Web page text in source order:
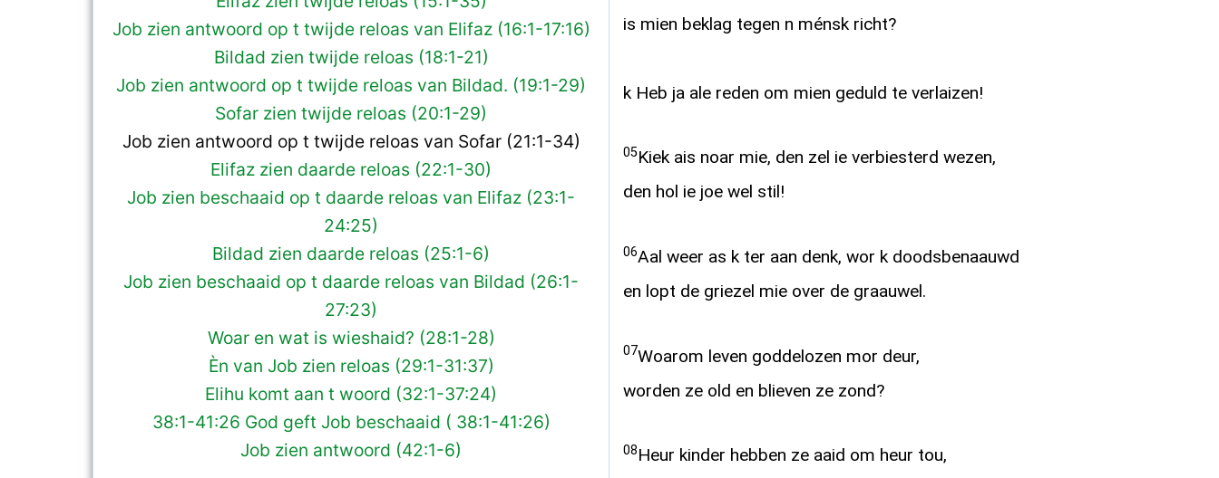
Job zien antwoord op t twijde reloas van Elifaz (16:1-17:16)
Bildad zien twijde reloas (18:1-21)
Job zien antwoord op t twijde reloas van Bildad. (19:1-29)
Sofar zien twijde reloas (20:1-29)
Job zien antwoord op t twijde reloas van Sofar (21:1-34)
Elifaz zien daarde reloas (22:1-30)
Job zien beschaaid op t daarde reloas van Elifaz (23:1-
24:25)
Bildad zien daarde reloas (25:1-6)
Job zien beschaaid op t daarde reloas van Bildad (26:1-
27:23)
Woar en wat is wieshaid? (28:1-28)
Èn van Job zien reloas (29:1-31:37)
Elihu komt aan t woord (32:1-37:24)
38:1-41:26 God geft Job beschaaid ( 38:1-41:26)
Job zien antwoord (42:1-6)
is mien beklag tegen n ménsk richt?
k Heb ja ale reden om mien geduld te verlaizen!
05Kiek ais noar mie, den zel ie verbiesterd wezen,
den hol ie joe wel stil!
06Aal weer as k ter aan denk, wor k doodsbenaauwd
en lopt de griezel mie over de graauwel.
07Woarom leven goddelozen mor deur,
worden ze old en blieven ze zond?
08Heur kinder hebben ze aaid om heur tou,